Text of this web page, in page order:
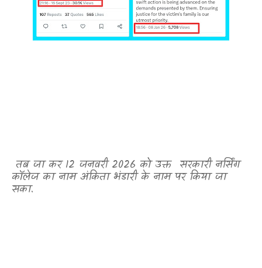
तब जा कर 12 जनवरी 2026 को उक्त सरकारी नर्सिंग
कॉलेज का नाम अंकिता भंडारी के नाम पर किया जा
सका.